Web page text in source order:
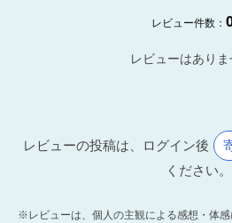
レビュー件数：
レビューはありま
レビューの投稿は、ログイン後
ください。
※レビューは、個人の主観による感想・体